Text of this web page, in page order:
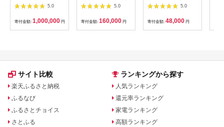
【1360365】
5.0
寄付金額: 1,000,000 円
ケット 券 宿泊 旅行
5.0
寄付金額: 160,000 円
ィナーコースA ペア
5.0
寄付金額: 48,000 円
サイト比較
楽天ふるさと納税
ふるなび
ふるさとチョイス
さとふる
ランキングから探す
人気ランキング
還元率ランキング
家電ランキング
高額ランキング